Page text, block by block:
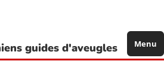
guides d'aveugles Menu